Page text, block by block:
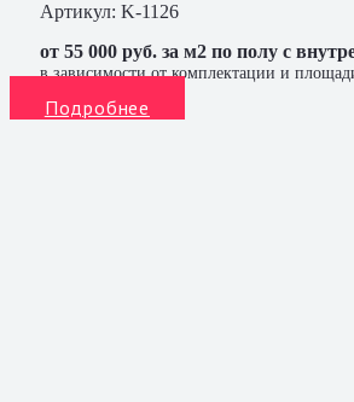
Артикул: K-1126
от 55 000 руб. за м2 по полу с
в зависимости от комплектации и
Подробнее